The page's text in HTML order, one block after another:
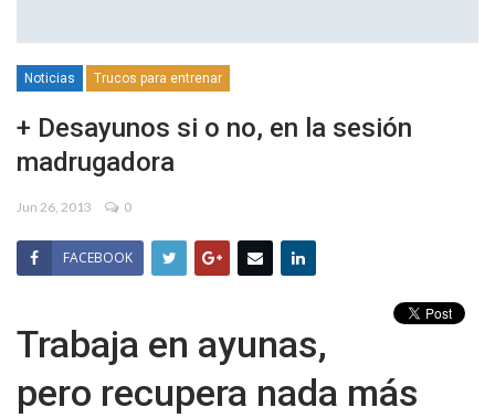
Noticias Trucos para entrenar
+ Desayunos si o no, en la sesión
madrugadora
Jun 26, 2013 0
FACEBOOK
Trabaja en ayunas,
pero recupera nada más